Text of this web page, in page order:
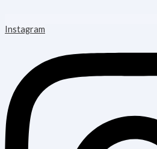
Instagram